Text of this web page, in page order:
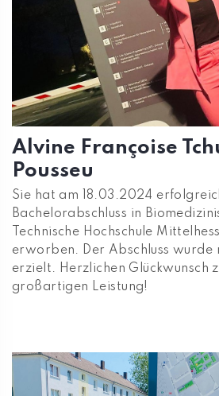
Alvine Françoise
Pousseu
Sie hat am 18.03.2024
Bachelorabschluss in
Technische Hochschule
erworben. Der Abschluss wurde
erzielt. Herzlichen Glückwunsch
großartigen Leistung!